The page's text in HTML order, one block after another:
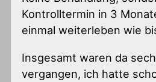
Kontrolltermin in 3
einmal weiterleben wie
Insgesamt waren da
vergangen, ich hatte